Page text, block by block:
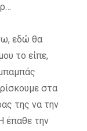
εδώ θα
το είπε,
στα
της να την
έπαθε την